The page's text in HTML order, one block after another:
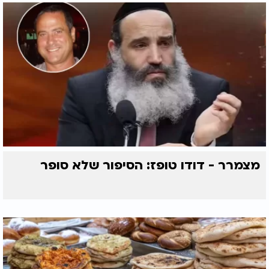
טל מחייך ועונה: "הגמרא מחדדת אותך, אבל מי שמשלב
גם את זה וגם את זה? זה כבר שחקן אמיתי".
מצמרר - דודו טופז: הסיפור שלא סופר